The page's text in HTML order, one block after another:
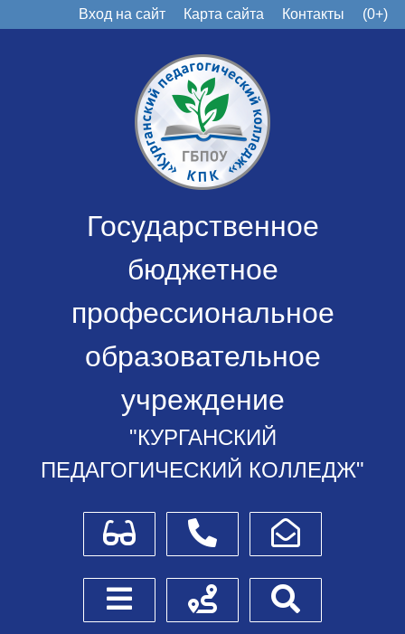
Вход на сайт Карта сайта Контакты (0+)
Государственное
бюджетное
профессиональное
образовательное
учреждение
"КУРГАНСКИЙ
ПЕДАГОГИЧЕСКИЙ КОЛЛЕДЖ"
Для слабовидящихТелефоныНаписать обращение
Боковое менюСхема проезда